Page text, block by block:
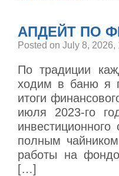
АПДЕЙТ ПО
Posted on July 8,
По традиции
ходим в баню я
итоги
июля 2023-го
полным
работы на
[…]